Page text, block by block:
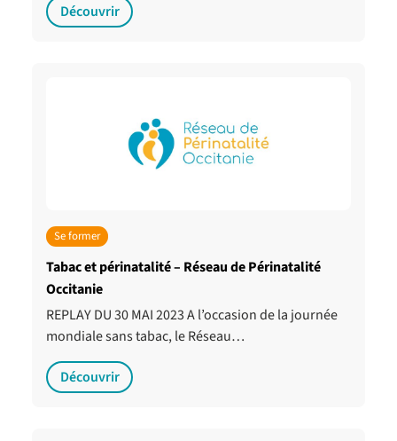
Découvrir
Se former
Tabac et périnatalité – Réseau de Périnatalité
Occitanie
REPLAY DU 30 MAI 2023 A l’occasion de la journée
mondiale sans tabac, le Réseau…
Découvrir